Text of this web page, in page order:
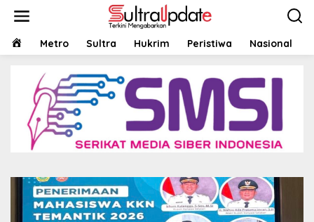
HOMEMetro Sultra Hukrim Peristiwa Nasional